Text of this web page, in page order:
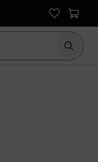
Suche